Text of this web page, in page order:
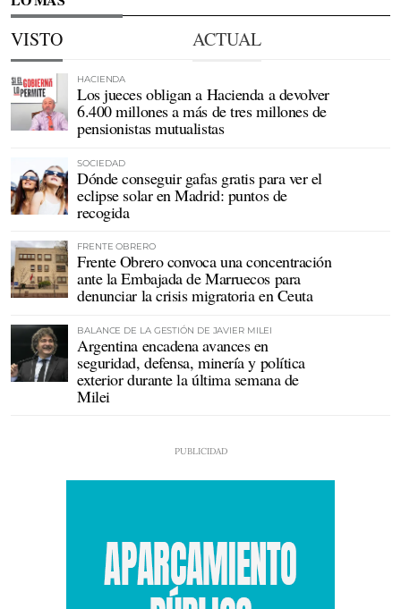
VISTO ACTUAL
HACIENDA
Los jueces obligan a Hacienda a devolver
6.400 millones a más de tres millones de
pensionistas mutualistas
SOCIEDAD
Dónde conseguir gafas gratis para ver el
eclipse solar en Madrid: puntos de
recogida
FRENTE OBRERO
Frente Obrero convoca una concentración
ante la Embajada de Marruecos para
denunciar la crisis migratoria en Ceuta
BALANCE DE LA GESTIÓN DE JAVIER MILEI
Argentina encadena avances en
seguridad, defensa, minería y política
exterior durante la última semana de
Milei